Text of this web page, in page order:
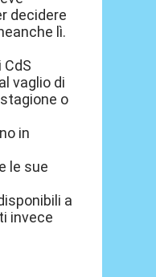
decidere
lì.
vaglio di
o
in
le sue
a
invece